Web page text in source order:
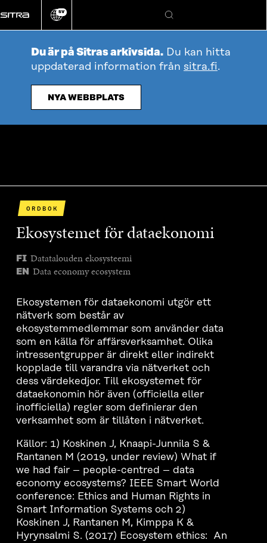
direkt
till
Ändra
språk
SV
Sök
Du är på Sitras arkivsida. Du kan hitta
uppdaterad information från sitra.fi.
NYA WEBBPLATS
ORDBOK
Ekosystemet för dataekonomi
FI Datatalouden ekosysteemi
EN Data economy ecosystem
Ekosystemen för dataekonomi utgör ett
nätverk som består av
ekosystemmedlemmar som använder data
som en källa för affärsverksamhet. Olika
intressentgrupper är direkt eller indirekt
kopplade till varandra via nätverket och
dess värdekedjor. Till ekosystemet för
dataekonomin hör även (officiella eller
inofficiella) regler som definierar den
verksamhet som är tillåten i nätverket.
Källor: 1) Koskinen J, Knaapi-Junnila S &
Rantanen M (2019, under review) What if
we had fair – people-centred – data
economy ecosystems? IEEE Smart World
conference: Ethics and Human Rights in
Smart Information Systems och 2)
Koskinen J, Rantanen M, Kimppa K &
Hyrynsalmi S. (2017) Ecosystem ethics: An